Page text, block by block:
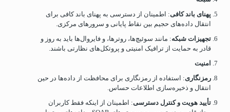
پهنای باند کافی: اطمینان از دسترسی به پهنای باند کافی برای
انتقال داده‌های حجیم بین نقاط پایانی و سرورهای مرکزی.
تجهیزات شبکه: مانند سوئیچ‌ها، روترها، و فایروال‌ها باید به روز و
قادر به حمایت از ترافیک امنیتی و پروتکل‌های نظارتی باشند.
امنیت
رمزنگاری: استفاده از رمزنگاری برای محافظت از داده‌ها در حین
انتقال و ذخیره‌سازی اطلاعات حساس.
تأیید هویت و کنترل دسترسی: اطمینان از اینکه فقط کاربران